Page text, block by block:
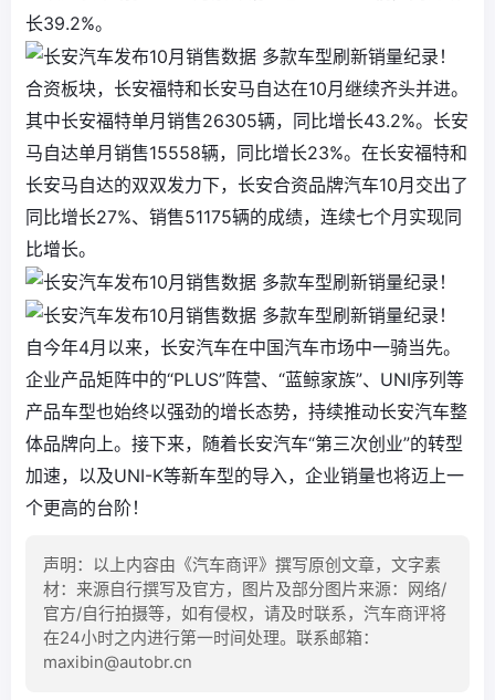
长39.2%。
合资板块，长安福特和长安马自达在10月继续齐头并进。
其中长安福特单月销售26305辆，同比增长43.2%。长安
马自达单月销售15558辆，同比增长23%。在长安福特和
长安马自达的双双发力下，长安合资品牌汽车10月交出了
同比增长27%、销售51175辆的成绩，连续七个月实现同
比增长。
自今年4月以来，长安汽车在中国汽车市场中一骑当先。
企业产品矩阵中的“PLUS”阵营、“蓝鲸家族”、UNI序列等
产品车型也始终以强劲的增长态势，持续推动长安汽车整
体品牌向上。接下来，随着长安汽车“第三次创业”的转型
加速，以及UNI-K等新车型的导入，企业销量也将迈上一
个更高的台阶！
声明：以上内容由《汽车商评》撰写原创文章，文字素
材：来源自行撰写及官方，图片及部分图片来源：网络/
官方/自行拍摄等，如有侵权，请及时联系，汽车商评将
在24小时之内进行第一时间处理。联系邮箱：
maxibin@autobr.cn